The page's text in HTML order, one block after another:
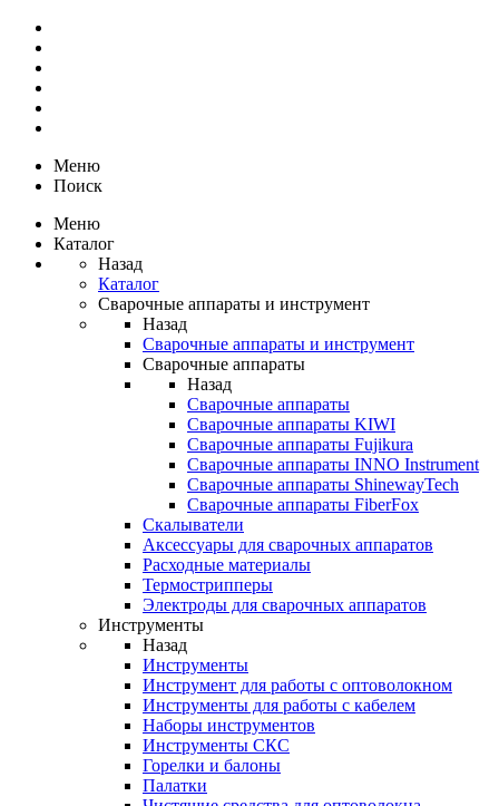
Меню
Поиск
Меню
Каталог
Назад
Каталог
Сварочные аппараты и инструмент
Назад
Сварочные аппараты и инструмент
Сварочные аппараты
Назад
Сварочные аппараты
Сварочные аппараты KIWI
Сварочные аппараты Fujikura
Сварочные аппараты INNO Instrument
Сварочные аппараты ShinewayTech
Cварочные аппараты FiberFox
Скалыватели
Аксессуары для сварочных аппаратов
Расходные материалы
Термострипперы
Электроды для сварочных аппаратов
Инструменты
Назад
Инструменты
Инструмент для работы с оптоволокном
Инструменты для работы с кабелем
Наборы инструментов
Инструменты СКС
Горелки и балоны
Палатки